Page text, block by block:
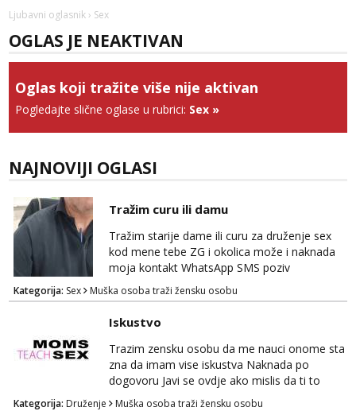
tel:0,93€ - mob:1,12€ min
Čekam tvoj poziv!
Tel:064/677-677- Kod: #142
Ljubavni oglasnik › Sex
OGLAS JE NEAKTIVAN
Oglas koji tražite više nije aktivan
Pogledajte slične oglase u rubrici: Sex »
NAJNOVIJI OGLASI
Tražim curu ili damu
Tražim starije dame ili curu za druženje sex
kod mene tebe ZG i okolica može i naknada
moja kontakt WhatsApp SMS poziv
Kategorija: Sex Muška osoba traži žensku osobu
Iskustvo
Trazim zensku osobu da me nauci onome sta
zna da imam vise iskustva Naknada po
dogovoru Javi se ovdje ako mislis da ti to
mozes
Kategorija: Druženje Muška osoba traži žensku osobu